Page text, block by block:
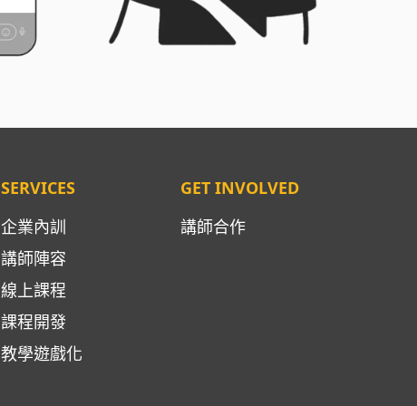
SERVICES
企業內訓
講師陣容
線上課程
課程開發
教學遊戲化
GET INVOLVED
講師合作